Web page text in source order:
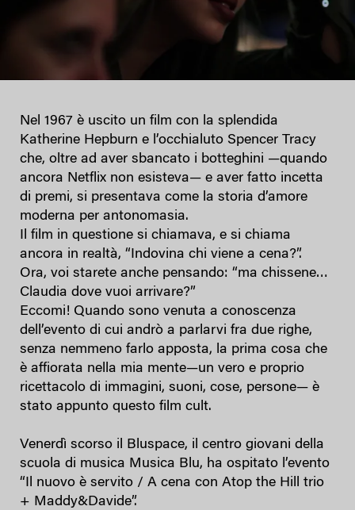
Nel 1967 è uscito un film con la splendida
Katherine Hepburn e l’occhialuto Spencer Tracy
che, oltre ad aver sbancato i botteghini —quando
ancora Netflix non esisteva— e aver fatto incetta
di premi, si presentava come la storia d’amore
moderna per antonomasia.
Il film in questione si chiamava, e si chiama
ancora in realtà, “Indovina chi viene a cena?”.
Ora, voi starete anche pensando: “ma chissene…
Claudia dove vuoi arrivare?”
Eccomi! Quando sono venuta a conoscenza
dell’evento di cui andrò a parlarvi fra due righe,
senza nemmeno farlo apposta, la prima cosa che
è affiorata nella mia mente—un vero e proprio
ricettacolo di immagini, suoni, cose, persone— è
stato appunto questo film cult.
Venerdì scorso il Bluspace, il centro giovani della
scuola di musica Musica Blu, ha ospitato l’evento
“Il nuovo è servito / A cena con Atop the Hill trio
+ Maddy&Davide”.